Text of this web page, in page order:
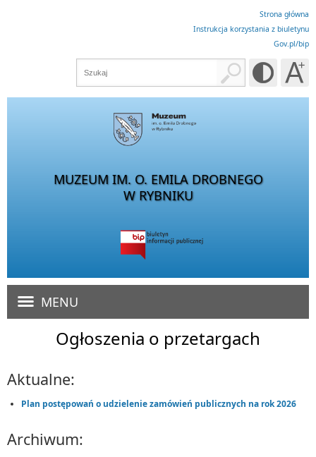
Strona główna
Instrukcja korzystania z biuletynu
Gov.pl/bip
MUZEUM IM. O. EMILA DROBNEGO
W RYBNIKU
MENU
Ogłoszenia o przetargach
Aktualne:
Plan postępowań o udzielenie zamówień publicznych na rok 2026
Archiwum: